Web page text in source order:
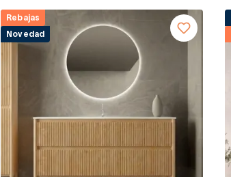
Rebajas
Novedad